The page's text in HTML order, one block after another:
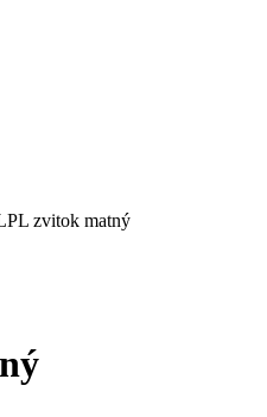
zvitok matný